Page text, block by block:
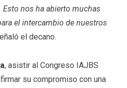
nos ha abierto muchas
el intercambio de nuestros
el decano.
, asistir al Congreso IAJBS
su compromiso con una